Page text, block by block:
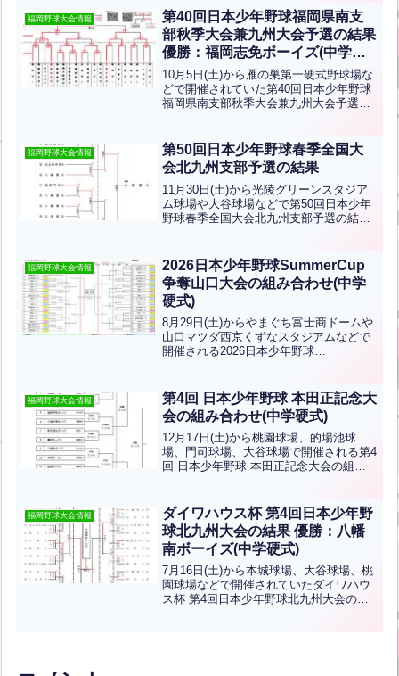
います！
福岡野球大会情報
第40回日本少年野球福岡県南支
部秋季大会兼九州大会予選の結果
優勝：福岡志免ボーイズ(中学硬
式)
10月5日(土)から雁の巣第一硬式野球場な
どで開催されていた第40回日本少年野球
福岡県南支部秋季大会兼九州大会予選の
ボーイズです！おめでとうございます！3
チームは九州...全文はクリック
福岡野球大会情報
第50回日本少年野球春季全国大
会北九州支部予選の結果
11月30日(土)から光陵グリーンスタジア
ム球場や大谷球場などで第50回日本少年
野球春季全国大会北九州支部予選の結果
めでとうございます！！第50回日本少年
野球春季全国大...全文はクリック
福岡野球大会情報
2026日本少年野球SummerCup
争奪山口大会の組み合わせ(中学
硬式)
8月29日(土)からやまぐち富士商ドームや
山口マツダ西京くずなスタジアムなどで
開催される2026日本少年野球
幡南ボーイズ、小倉東ボーイズ、小倉ボ
ーイズ、宇部ボー...全文はクリック
福岡野球大会情報
第4回 日本少年野球 本田正記念大
会の組み合わせ(中学硬式)
12月17日(土)から桃園球場、的場池球
場、門司球場、大谷球場で開催される第4
回 日本少年野球 本田正記念大会の組み
ズ、宇部ボーイズが出場します！優勝目
指して頑張ってくだ...全文はクリック
福岡野球大会情報
ダイワハウス杯 第4回日本少年野
球北九州大会の結果 優勝：八幡
南ボーイズ(中学硬式)
7月16日(土)から本城球場、大谷球場、桃
園球場などで開催されていたダイワハウ
ス杯 第4回日本少年野球北九州大会の結